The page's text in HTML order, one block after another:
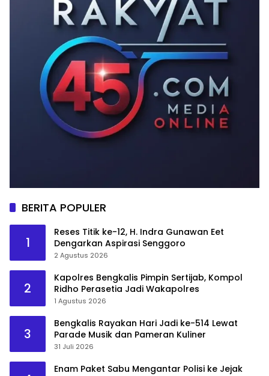
BERITA POPULER
1
Reses Titik ke-12, H. Indra Gunawan Eet
Dengarkan Aspirasi Senggoro
2 Agustus 2026
2
Kapolres Bengkalis Pimpin Sertijab, Kompol
Ridho Perasetia Jadi Wakapolres
1 Agustus 2026
3
Bengkalis Rayakan Hari Jadi ke-514 Lewat
Parade Musik dan Pameran Kuliner
31 Juli 2026
Enam Paket Sabu Mengantar Polisi ke Jejak